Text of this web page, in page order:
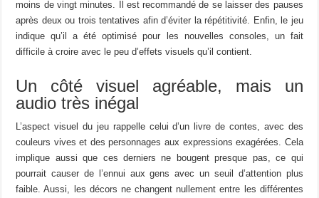
moins de vingt minutes. Il est recommandé de se laisser des pauses
après deux ou trois tentatives afin d’éviter la répétitivité. Enfin, le jeu
indique qu’il a été optimisé pour les nouvelles consoles, un fait
difficile à croire avec le peu d’effets visuels qu’il contient.
Un côté visuel agréable, mais un
audio très inégal
L’aspect visuel du jeu rappelle celui d’un livre de contes, avec des
couleurs vives et des personnages aux expressions exagérées. Cela
implique aussi que ces derniers ne bougent presque pas, ce qui
pourrait causer de l’ennui aux gens avec un seuil d’attention plus
faible. Aussi, les décors ne changent nullement entre les différentes